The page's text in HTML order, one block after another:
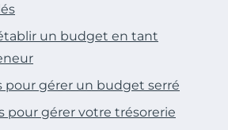
un budget en tant
pour gérer un budget serré
pour gérer votre trésorerie